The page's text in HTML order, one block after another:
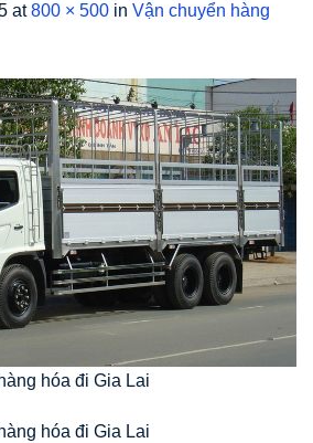
at800 × 500 in Vận chuyển hàng
hóa đi Gia Lai
hóa đi Gia Lai